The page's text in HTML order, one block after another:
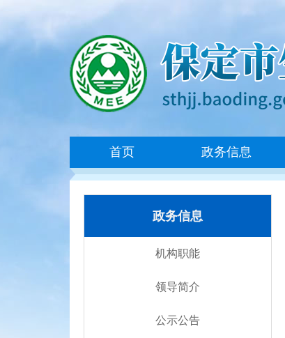
首页 政务信息
政务信息
机构职能
领导简介
公示公告